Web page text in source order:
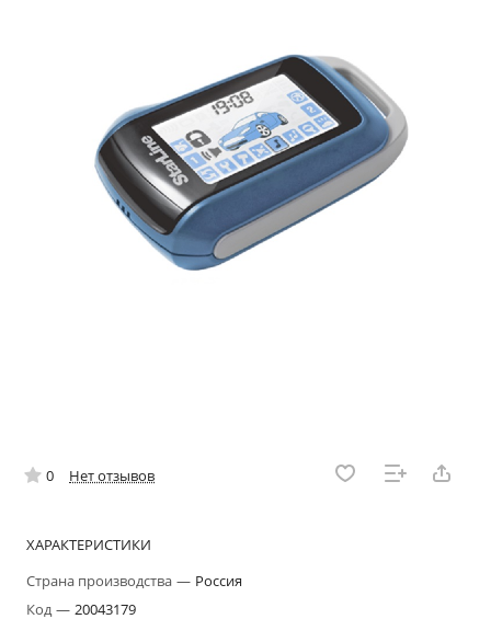
0 Нет отзывов
ХАРАКТЕРИСТИКИ
Страна производства — Россия
Код— 20043179